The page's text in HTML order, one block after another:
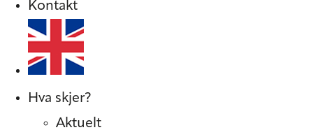
Kontakt
Hva skjer?
Aktuelt